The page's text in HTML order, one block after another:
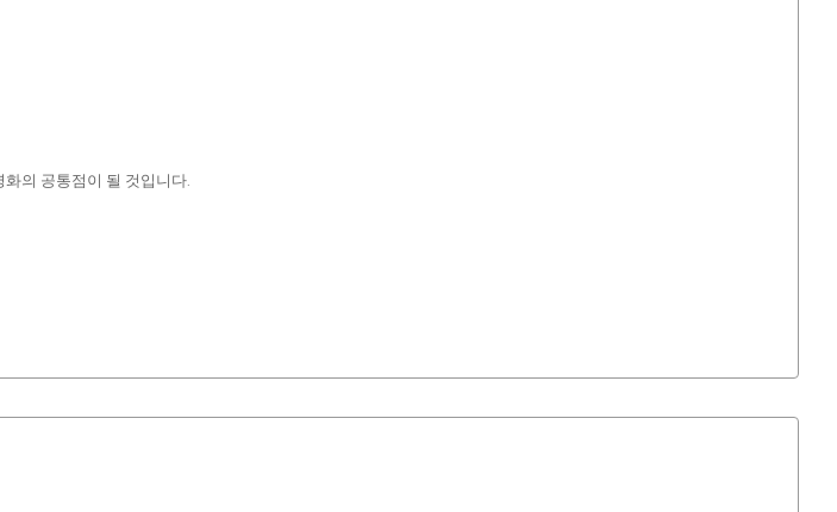
의 공통점이 될 것입니다.